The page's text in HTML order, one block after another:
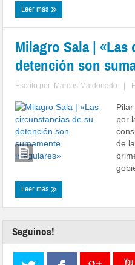
Leer más
Milagro Sala |
detención son
Escrito por: Marcos Maldonado
por
de
Leer más
Seguinos!